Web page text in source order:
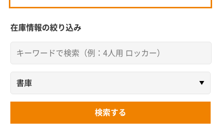
在庫情報の絞り込み